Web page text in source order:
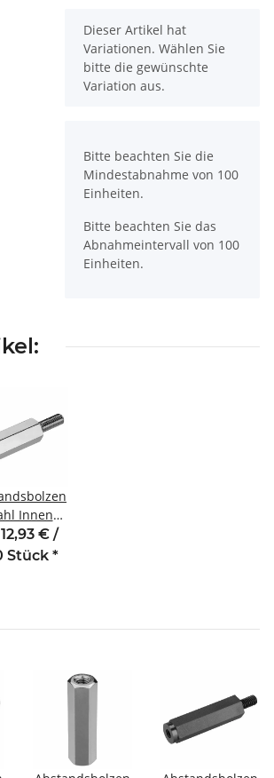
x
Dieser Artikel hat
Variationen. Wählen Sie
bitte die gewünschte
Variation aus.
Bitte beachten Sie die
Mindestabnahme von 100
Einheiten.
Bitte beachten Sie das
Abnahmeintervall von 100
Einheiten.
Innen
M3 SW5,5
€ /
Stück *